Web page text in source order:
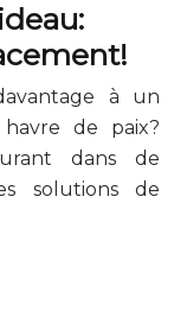
à un
de paix?
dans de
solutions de